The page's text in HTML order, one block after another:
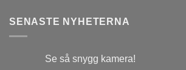
SENASTE NYHETERNA
Se så snygg kamera!